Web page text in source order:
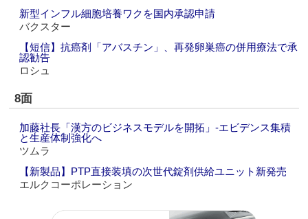
新型インフル細胞培養ワクを国内承認申請
バクスター
【短信】抗癌剤「アバスチン」、再発卵巣癌の併用療法で承
認勧告
ロシュ
8面
加藤社長「漢方のビジネスモデルを開拓」‐エビデンス集積
と生産体制強化へ
ツムラ
【新製品】PTP直接装填の次世代錠剤供給ユニット新発売
エルクコーポレーション